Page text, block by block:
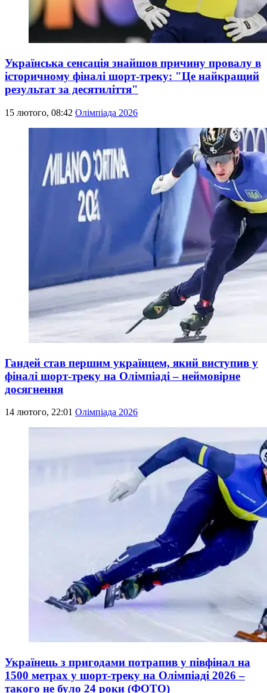
Українська сенсація знайшов причину провалу в
історичному фіналі шорт-треку: "Це найкращий
результат за десятиліття"
15 лютого, 08:42 Олімпіада 2026
Гандей став першим українцем, який виступив у
фіналі шорт-треку на Олімпіаді – неймовірне
досягнення
14 лютого, 22:01 Олімпіада 2026
Українець з пригодами потрапив у півфінал на
1500 метрах у шорт-треку на Олімпіаді 2026 –
такого не було 24 роки (ФОТО)